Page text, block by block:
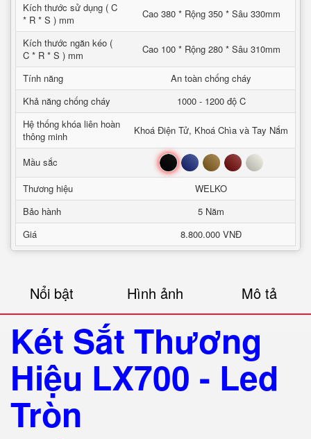
Kích thước sử dụng ( C
* R * S ) mm
Cao 380 * Rộng 350 * Sâu 330mm
Kích thước ngăn kéo (
C * R * S ) mm
Cao 100 * Rộng 280 * Sâu 310mm
Tính năng
An toàn chống cháy
Khả năng chống cháy
1000 - 1200 độ C
Hệ thống khóa liên hoàn
thông minh
Khoá Điện Tử, Khoá Chìa và Tay Nắm
Mầu sắc Đen Xanh Nâu Đỏ Trắng
Thương hiệu
WELKO
Bảo hành
5 Năm
Giá
8.800.000 VNĐ
Nổi bật Hình ảnh Mô tả
Két Sắt Thương
Hiệu LX700 - Led
Tròn